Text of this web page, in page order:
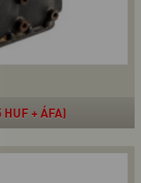
HUF + ÁFA)